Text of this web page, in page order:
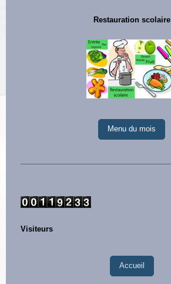
Restauration scolaire
Menu du mois
Visiteurs
Accueil